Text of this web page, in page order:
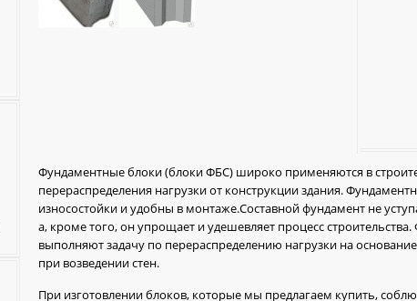
Фундаментные блоки (блоки ФБС) широко применяются в
перераспределения нагрузки от конструкции здания.
износостойки и удобны в монтаже.Составной фундамент не
а, кроме того, он упрощает и удешевляет процесс
выполняют задачу по перераспределению нагрузки на
при возведении стен.
При изготовлении блоков, которые мы предлагаем купить,